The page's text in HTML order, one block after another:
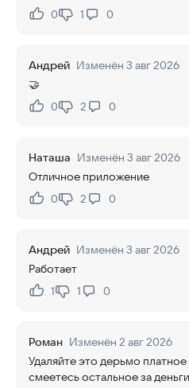
Нравится:
0Не нравится:
1 0
Андрей Изменён 3 авг 2026
🤝
Нравится:
0Не нравится:
2 0
Наташа Изменён 3 авг 2026
Отличное приложение
Нравится:
0Не нравится:
2 0
Андрей Изменён 3 авг 2026
Работает
Нравится:
1Не нравится:
1 0
Роман Изменён 2 авг 2026
Удаляйте это дерьмо платное
смеетесь остальное за